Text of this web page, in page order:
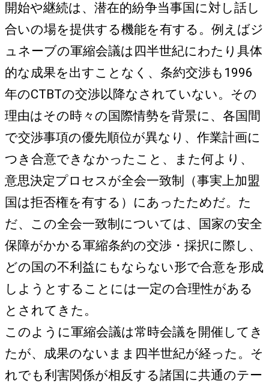
開始や継続は、潜在的紛争当事国に対し話し
合いの場を提供する機能を有する。例えばジ
ュネーブの軍縮会議は四半世紀にわたり具体
的な成果を出すことなく、条約交渉も1996
年のCTBTの交渉以降なされていない。その
理由はその時々の国際情勢を背景に、各国間
で交渉事項の優先順位が異なり、作業計画に
つき合意できなかったこと、また何より、
意思決定プロセスが全会一致制（事実上加盟
国は拒否権を有する）にあったためだ。た
だ、この全会一致制については、国家の安全
保障がかかる軍縮条約の交渉・採択に際し、
どの国の不利益にもならない形で合意を形成
しようとすることには一定の合理性がある
とされてきた。
このように軍縮会議は常時会議を開催してき
たが、成果のないまま四半世紀が経った。そ
れでも利害関係が相反する諸国に共通のテー